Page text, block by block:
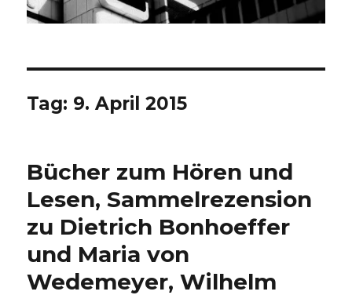
Tag: 9. April 2015
Bücher zum Hören und
Lesen, Sammelrezension
zu Dietrich Bonhoeffer
und Maria von
Wedemeyer, Wilhelm